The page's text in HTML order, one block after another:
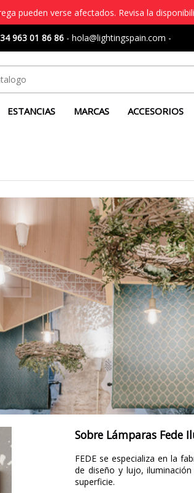
pueden verse afectados. Revisa la
963 01 86 86 - hola@lightingspain.com -
ESTANCIAS MARCAS ACCESORIOS
Sobre Lámparas Fede
FEDE se especializa en la
de diseño y lujo,
superficie.